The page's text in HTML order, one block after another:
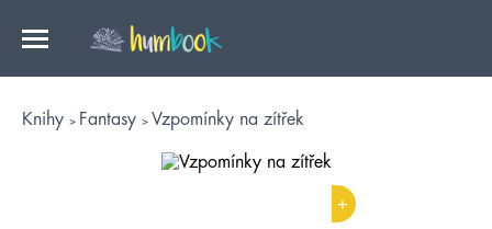
Knihy Fantasy Vzpomínky na zítřek
+